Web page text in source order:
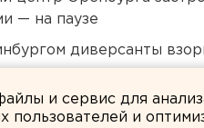
— на паузе
диверсанты
и сервис для
пользователей и